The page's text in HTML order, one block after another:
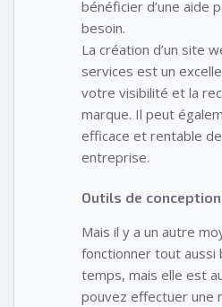
bénéficier d’une aide
besoin.
La création d’un site
services est un
votre visibilité et la
marque. Il peut
efficace et rentable
entreprise.
Outils de
Mais il y a un autre
fonctionner tout aussi
temps, mais elle est
pouvez effectuer une